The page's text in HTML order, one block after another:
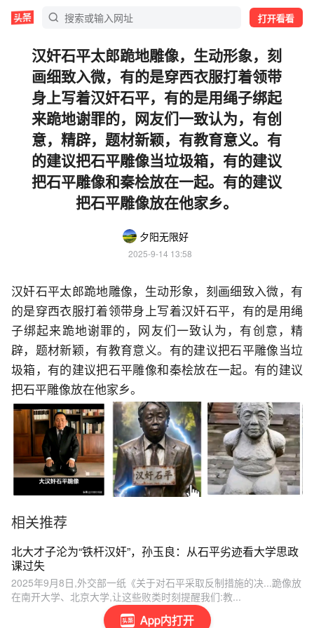
打开看看
App内打开
汉奸石平太郎跪地雕像，生动形象，刻
画细致入微，有的是穿西衣服打着领带
身上写着汉奸石平，有的是用绳子绑起
来跪地谢罪的，网友们一致认为，有创
意，精辟，题材新颖，有教育意义。有
的建议把石平雕像当垃圾箱，有的建议
把石平雕像和秦桧放在一起。有的建议
把石平雕像放在他家乡。
夕阳无限好
2025-9-14 13:58
汉奸石平太郎跪地雕像，生动形象，刻画细致入微，有
的是穿西衣服打着领带身上写着汉奸石平，有的是用绳
子绑起来跪地谢罪的，网友们一致认为，有创意，精
辟，题材新颖，有教育意义。有的建议把石平雕像当垃
圾箱，有的建议把石平雕像和秦桧放在一起。有的建议
把石平雕像放在他家乡。
相关推荐
北大才子沦为“铁杆汉奸”，孙玉良：从石平劣迹看大学思政
课过失
2025年9月8日,外交部一纸《关于对石平采取反制措施的决...跪像放
在南开大学、北京大学,让这些败类时刻提醒我们:教...